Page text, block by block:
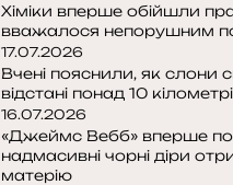
Хіміки вперше обійшли
вважалося непорушним
17.07.2026
Вчені пояснили, як слони
відстані понад 10
16.07.2026
«Джеймс Вебб» вперше
надмасивні чорні діри
матерію